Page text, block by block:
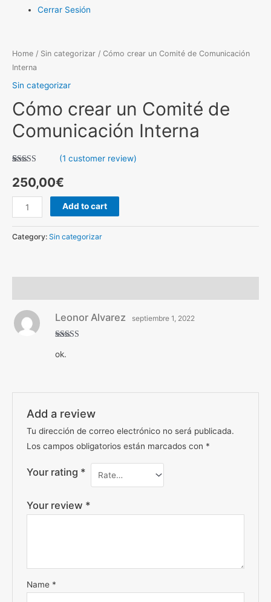
Cerrar Sesión
Home / Sin categorizar / Cómo crear un Comité de Comunicación
Interna
Sin categorizar
Cómo crear un Comité de
Comunicación Interna
4.00out
of 5 based
on
customer
rating
(1 customer review)
250,00€
Cómo
crear
un
de
Comunicación
quantity
Add to cart
Category: Sin categorizar
out of 5
Leonor Alvarez septiembre 1, 2022
ok.
Add a review
Tu dirección de correo electrónico no será publicada.
Los campos obligatorios están marcados con *
Your rating *
Your review *
Name *